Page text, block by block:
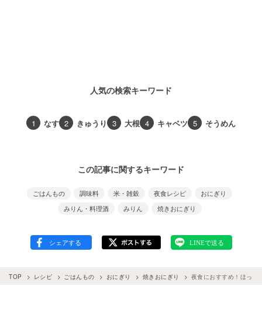
人気の検索キーワード
1 なす 2 きゅうり 3 大根 4 キャベツ 5 そうめん
この記事に関するキーワード
ごはんもの 調味料 米・雑穀 夜食レシピ
おにぎり
みりん・料理酒
みりん 焼きおにぎり
TOP レシピ ごはんもの おにぎり 焼きおにぎり 夜食におすすめ！ほっこ